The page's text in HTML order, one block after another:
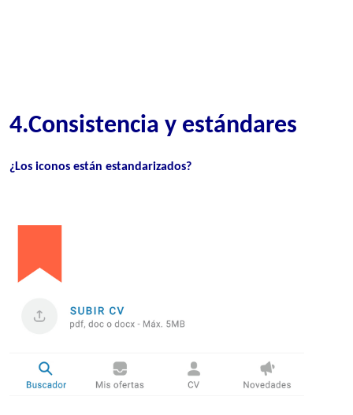
4.Consistencia y estándares
¿Los iconos están estandarizados?